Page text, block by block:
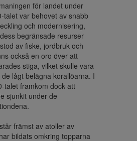
för landet under
talet var behovet av snabb
och modernisering,
begränsade resurser
av fiske, jordbruk och
också en oro över att
stiga, vilket skulle vara
lågt belägna korallöarna. I
talet framkom dock att
sjunkit under de
främst av atoller av
bildats omkring topparna